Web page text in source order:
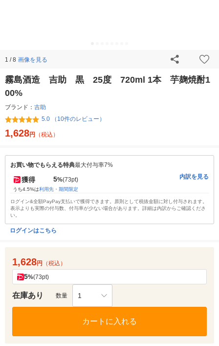
1 / 8 画像を見る
霧島酒造 吉助 黒 25度 720ml 1本 芋麹焼酎1
00%
ブランド： 吉助
5.0 （10件のレビュー）
1,628円 （税込）
お買い物でもらえる特典最大付与率7%
獲得 5%(73pt)
うち4.5%は利用先・期間限定
内訳を見る
ログイン&全額PayPay支払いで獲得できます。原則として税抜金額に対し付与されます。
表示よりも実際の付与数、付与率が少ない場合があります。詳細は内訳からご確認くださ
い。
ログインはこちら
1,628円 （税込）
5%(73pt)
在庫あり 数量 1
カートに入れる